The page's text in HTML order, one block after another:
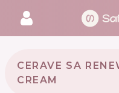
CERAVE SA
CREAM